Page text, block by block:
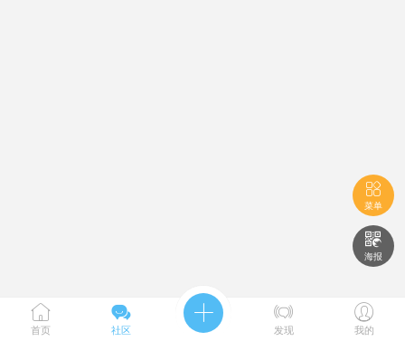

菜单

海报

首页

社区
 
发现

我的